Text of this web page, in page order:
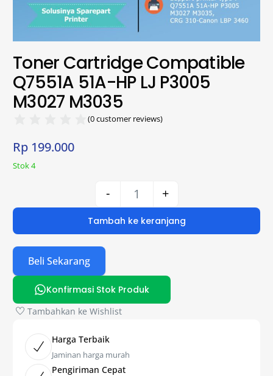
Toner Cartridge Compatible
Q7551A 51A-HP LJ P3005
M3027 M3035
(0customer reviews)
Rp 199.000
Stok 4
- +
Tambah ke keranjang
Beli Sekarang
Konfirmasi Stok Produk
Tambahkan ke Wishlist
Harga Terbaik
Jaminan harga murah
Pengiriman Cepat